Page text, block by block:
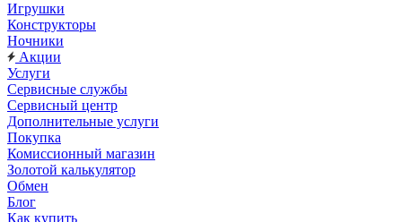
Игрушки
Конструкторы
Ночники
Акции
Услуги
Сервисные службы
Сервисный центр
Дополнительные услуги
Покупка
Комиссионный магазин
Золотой калькулятор
Обмен
Блог
Как купить